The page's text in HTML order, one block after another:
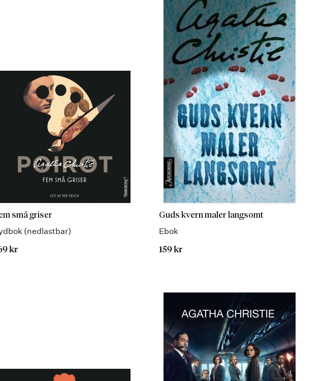
små griser
(nedlastbar)
kr
Guds kvern maler langsomt
Ebok
159 kr